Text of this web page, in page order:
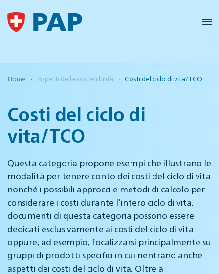
Skip to main content
Home Aspetti della sostenibilità Costi del ciclo di vita/TCO
Costi del ciclo di
vita/TCO
Questa categoria propone esempi che illustrano le
modalità per tenere conto dei costi del ciclo di vita
nonché i possibili approcci e metodi di calcolo per
considerare i costi durante l’intero ciclo di vita. I
documenti di questa categoria possono essere
dedicati esclusivamente ai costi del ciclo di vita
oppure, ad esempio, focalizzarsi principalmente su
gruppi di prodotti specifici in cui rientrano anche
aspetti dei costi del ciclo di vita. Oltre a